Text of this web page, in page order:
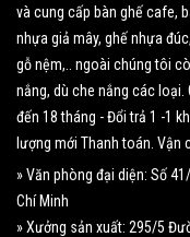
và cung cấp bàn ghế cafe,
nhựa giả mây, ghế nhựa
gỗ nệm,.. ngoài chúng tôi
nắng, dù che nắng các loại.
đến 18 tháng - Đổi trả 1 -1
lượng mới Thanh toán. Vận
» Văn phòng đại diện: Số
Chí Minh
» Xưởng sản xuất: 295/5